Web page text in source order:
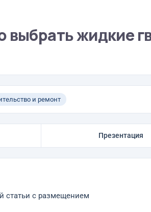
выбрать жидкие
и ремонт
Презентация
статьи с размещением